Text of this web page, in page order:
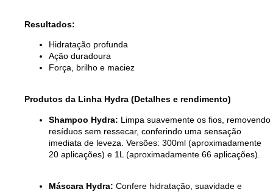
Resultados:
Hidratação profunda
Ação duradoura
Força, brilho e maciez
Produtos da Linha Hydra (Detalhes e rendimento)
Shampoo Hydra: Limpa suavemente os fios, removendo
resíduos sem ressecar, conferindo uma sensação
imediata de leveza. Versões: 300ml (aproximadamente
20 aplicações) e 1L (aproximadamente 66 aplicações).
Máscara Hydra: Confere hidratação, suavidade e